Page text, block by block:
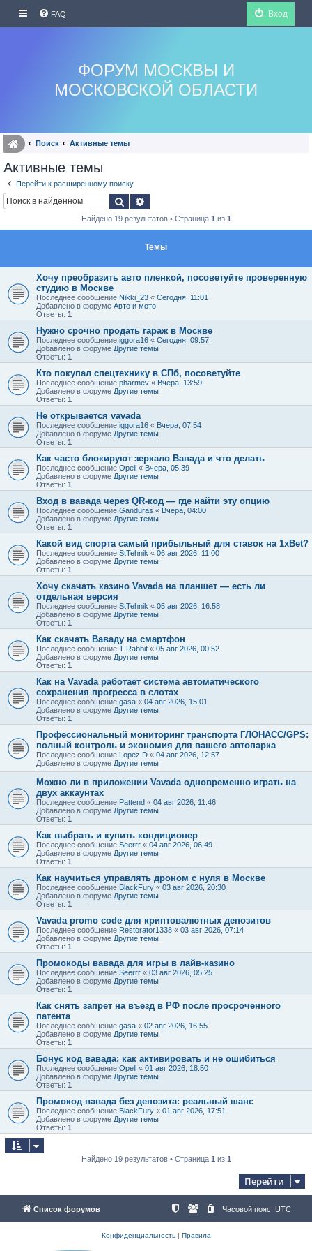
FAQ Вход
ФОРУМ МОСКВЫ И
МОСКОВСКОЙ ОБЛАСТИ
Поиск Активные темы
Активные темы
Перейти к расширенному поиску
Поиск
Найдено 19 результатов • Страница 1 из 1
Темы
Хочу преобразить авто пленкой, посоветуйте проверенную
студию в Москве
Последнее сообщение Nikki_23 « Сегодня, 11:01
Добавлено в форуме Авто и мото
Ответы: 1
Нужно срочно продать гараж в Москве
Последнее сообщение iggora16 « Сегодня, 09:57
Добавлено в форуме Другие темы
Ответы: 1
Кто покупал спецтехнику в СПб, посоветуйте
Последнее сообщение pharmev « Вчера, 13:59
Добавлено в форуме Другие темы
Ответы: 1
Не открывается vavada
Последнее сообщение iggora16 « Вчера, 07:54
Добавлено в форуме Другие темы
Ответы: 1
Как часто блокируют зеркало Вавада и что делать
Последнее сообщение Opell « Вчера, 05:39
Добавлено в форуме Другие темы
Ответы: 1
Вход в вавада через QR-код — где найти эту опцию
Последнее сообщение Ganduras « Вчера, 04:00
Добавлено в форуме Другие темы
Ответы: 1
Какой вид спорта самый прибыльный для ставок на 1xBet?
Последнее сообщение StTehnik « 06 авг 2026, 11:00
Добавлено в форуме Другие темы
Ответы: 1
Хочу скачать казино Vavada на планшет — есть ли
отдельная версия
Последнее сообщение StTehnik « 05 авг 2026, 16:58
Добавлено в форуме Другие темы
Ответы: 1
Как скачать Ваваду на смартфон
Последнее сообщение T-Rabbit « 05 авг 2026, 00:52
Добавлено в форуме Другие темы
Ответы: 1
Как на Vavada работает система автоматического
сохранения прогресса в слотах
Последнее сообщение gasa « 04 авг 2026, 15:01
Добавлено в форуме Другие темы
Ответы: 1
Профессиональный мониторинг транспорта ГЛОНАСС/GPS:
полный контроль и экономия для вашего автопарка
Последнее сообщение Lopez D « 04 авг 2026, 12:57
Добавлено в форуме Другие темы
Можно ли в приложении Vavada одновременно играть на
двух аккаунтах
Последнее сообщение Pattend « 04 авг 2026, 11:46
Добавлено в форуме Другие темы
Ответы: 1
Как выбрать и купить кондиционер
Последнее сообщение Seerrr « 04 авг 2026, 06:49
Добавлено в форуме Другие темы
Ответы: 1
Как научиться управлять дроном с нуля в Москве
Последнее сообщение BlackFury « 03 авг 2026, 20:30
Добавлено в форуме Другие темы
Ответы: 1
Vavada promo code для криптовалютных депозитов
Последнее сообщение Restorator1338 « 03 авг 2026, 07:14
Добавлено в форуме Другие темы
Ответы: 1
Промокоды вавада для игры в лайв-казино
Последнее сообщение Seerrr « 03 авг 2026, 05:25
Добавлено в форуме Другие темы
Ответы: 1
Как снять запрет на въезд в РФ после просроченного
патента
Последнее сообщение gasa « 02 авг 2026, 16:55
Добавлено в форуме Другие темы
Ответы: 1
Бонус код вавада: как активировать и не ошибиться
Последнее сообщение Opell « 01 авг 2026, 18:50
Добавлено в форуме Другие темы
Ответы: 1
Промокод вавада без депозита: реальный шанс
Последнее сообщение BlackFury « 01 авг 2026, 17:51
Добавлено в форуме Другие темы
Ответы: 1
Найдено 19 результатов • Страница 1 из 1
Перейти
Список форумов Часовой пояс: UTC
Конфиденциальность| Правила